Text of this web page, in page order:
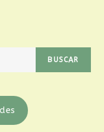
BUSCAR